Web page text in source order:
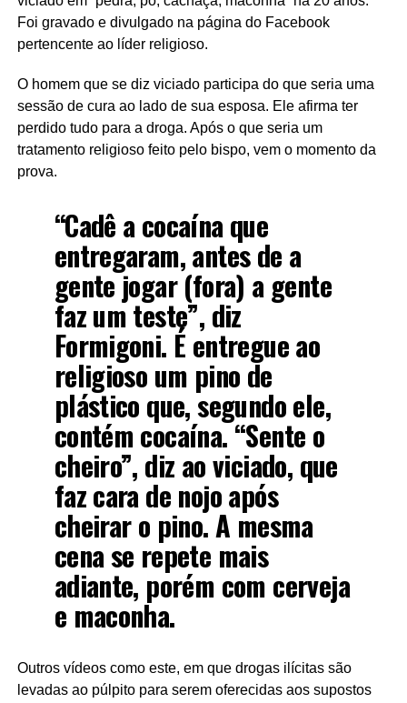
Foi gravado e divulgado na página do Facebook
pertencente ao líder religioso.
O homem que se diz viciado participa do que seria uma
sessão de cura ao lado de sua esposa. Ele afirma ter
perdido tudo para a droga. Após o que seria um
tratamento religioso feito pelo bispo, vem o momento da
prova.
“Cadê a cocaína que
entregaram, antes de a
gente jogar (fora) a gente
faz um teste”, diz
Formigoni. É entregue ao
religioso um pino de
plástico que, segundo ele,
contém cocaína. “Sente o
cheiro”, diz ao viciado, que
faz cara de nojo após
cheirar o pino. A mesma
cena se repete mais
adiante, porém com cerveja
e maconha.
Outros vídeos como este, em que drogas ilícitas são
levadas ao púlpito para serem oferecidas aos supostos